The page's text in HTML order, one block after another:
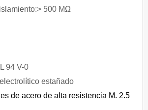
500 MΩ
94 V-0
estañado
de acero de alta resistencia M. 2.5